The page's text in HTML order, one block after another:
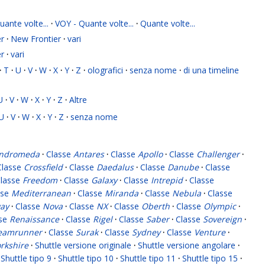
volte... · VOY - Quante volte... · Quante volte...
· New Frontier · vari
· vari
· T · U · V · W · X · Y · Z · olografici · senza nome · di una timeline
· V · W · X · Y · Z · Altre
· V · W · X · Y · Z · senza nome
· Classe Antares · Classe Apollo · Classe Challenger ·
Crossfield · Classe Daedalus · Classe Danube · Classe
Freedom · Classe Galaxy · Classe Intrepid · Classe
Mediterranean · Classe Miranda · Classe Nebula · Classe
· Classe Nova · Classe NX · Classe Oberth · Classe Olympic ·
Renaissance · Classe Rigel · Classe Saber · Classe Sovereign ·
· Classe Surak · Classe Sydney · Classe Venture ·
· Shuttle versione originale · Shuttle versione angolare ·
Shuttle tipo 9 · Shuttle tipo 10 · Shuttle tipo 11 · Shuttle tipo 15 ·